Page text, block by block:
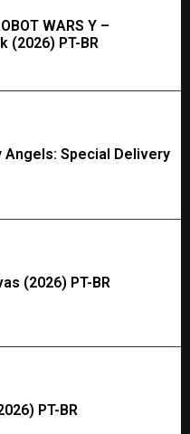
WARS Y –
(2026) PT-BR
Angels: Special Delivery
(2026) PT-BR
PT-BR